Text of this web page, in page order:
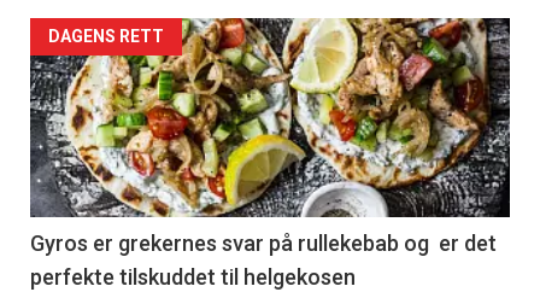
DAGENS RETT
Gyros er grekernes svar på rullekebab og er det
perfekte tilskuddet til helgekosen